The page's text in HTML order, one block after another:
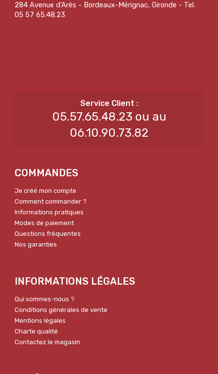
284 Avenue d'Arès - Bordeaux-Mérignac, Gironde - Tel.
05 57 65.48.23
05.57.65.48.23 ou au
06.10.90.73.82
COMMANDES
Je créé mon compte
Comment commander ?
Informations pratiques
Modes de paiement
Questions fréquentes
Nos garanties
INFORMATIONS LÉGALES
Qui sommes-nous ?
Conditions générales de vente
Mentions légales
Charte qualité
Contactez le magasin